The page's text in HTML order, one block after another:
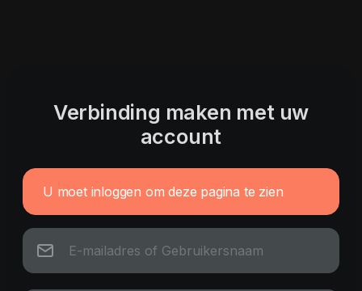
Verbinding maken met uw
account
U moet inloggen om deze pagina te zien